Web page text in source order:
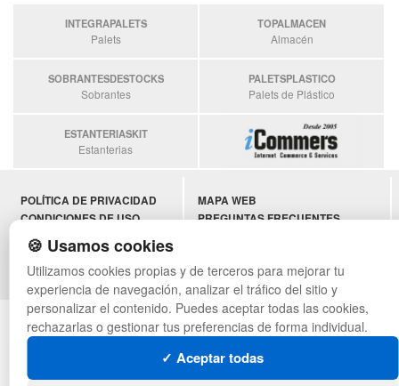
INTEGRAPALETS
Palets
TOPALMACEN
Almacén
SOBRANTESDESTOCKS
Sobrantes
PALETSPLASTICO
Palets de Plástico
ESTANTERIASKIT
Estanterias
POLÍTICA DE PRIVACIDAD
CONDICIONES DE USO
CAMBIOS Y DEVOLUCIONES
CONTACTO
QUIENES SOMOS
MAPA WEB
PREGUNTAS FRECUENTES
© asistentecompras.com - Todos los derechos reservados
🍪 Usamos cookies
Utilizamos cookies propias y de terceros para mejorar tu
experiencia de navegación, analizar el tráfico del sitio y
personalizar el contenido. Puedes aceptar todas las cookies,
rechazarlas o gestionar tus preferencias de forma individual.
✓ Aceptar todas